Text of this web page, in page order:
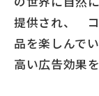
提供され、 コ
品を楽しんで
高い広告効果